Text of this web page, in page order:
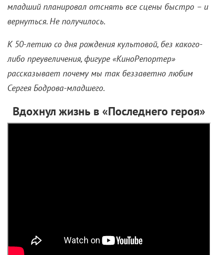
младший планировал отснять все сцены быстро – и
вернуться. Не получилось.
К 50-летию со дня рождения культовой, без какого-
либо преувеличения, фигуре «КиноРепортер»
рассказывает почему мы так беззаветно любим
Сергея Бодрова-младшего.
Вдохнул жизнь в «Последнего героя»